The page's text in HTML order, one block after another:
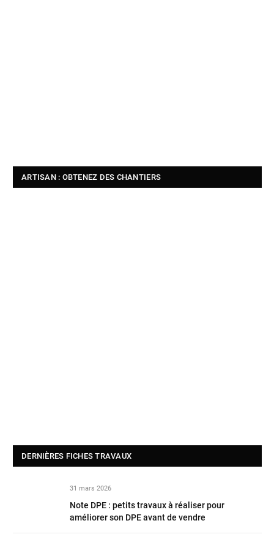
ARTISAN : OBTENEZ DES CHANTIERS
DERNIÈRES FICHES TRAVAUX
31 mars 2026
Note DPE : petits travaux à réaliser pour
améliorer son DPE avant de vendre